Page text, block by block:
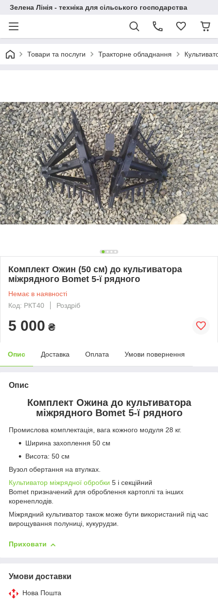
Зелена Лінія - техніка для сільського господарства
Товари та послуги Тракторне обладнання
Комплект Ожин (50 см) до культиватора
міжрядного Bomet 5-ї рядного
Немає в наявності
Код: РКТ40
Роздріб
5 000 ₴
Опис Доставка Оплата Умови повернення
Опис
Комплект Ожина до культиватора
міжрядного Bomet 5-ї рядного
Промислова комплектація, вага кожного модуля 28 кг.
Ширина захоплення 50 см
Висота: 50 см
Вузол обертання на втулках.
Культиватор міжрядної обробки 5 і секційний
Bomet призначений для оброблення картоплі та інших
коренеплодів.
Міжрядний культиватор також може бути використаний під час
вирощування полуниці, кукурудзи.
Приховати
Умови доставки
Нова Пошта